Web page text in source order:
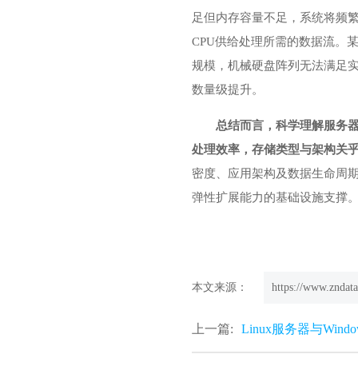
足但内存容量不足，系统将频
CPU供给处理所需的数据流。
规模，机械硬盘阵列无法满足
数量级提升。
总结而言，科学理解服务
处理效率，存储类型与架构关
密度、应用架构及数据生命周
弹性扩展能力的基础设施支撑
本文来源： https://
上一篇: Linux服务器与